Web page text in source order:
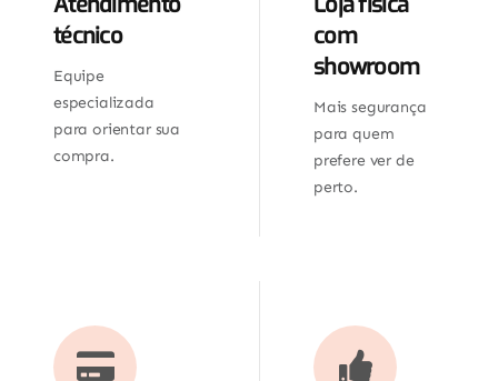
técnico
Equipe
especializada
para orientar sua
compra.
com
showroom
Mais segurança
para quem
prefere ver de
perto.